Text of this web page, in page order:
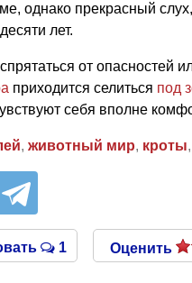
однако прекрасный
лет.
от опасностей
приходится селиться под
себя вполне
, животный мир, кроты,
1 Оценить